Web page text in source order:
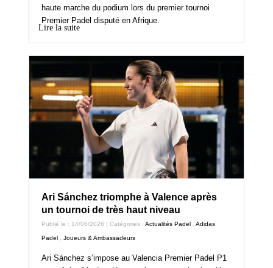
haute marche du podium lors du premier tournoi
Premier Padel disputé en Afrique.
Lire la suite
Ari Sánchez triomphe à Valence après
un tournoi de très haut niveau
Publié le : 14/06/2026 | Catégories :Actualités Padel ,Adidas
Padel ,Joueurs & Ambassadeurs
Ari Sánchez s’impose au Valencia Premier Padel P1